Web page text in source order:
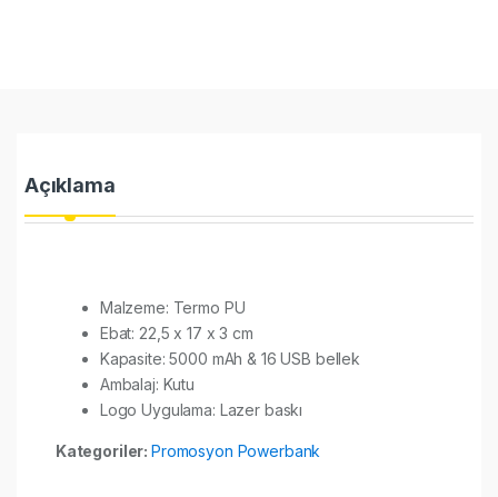
Açıklama
Malzeme: Termo PU
Ebat: 22,5 x 17 x 3 cm
Kapasite: 5000 mAh & 16 USB bellek
Ambalaj: Kutu
Logo Uygulama: Lazer baskı
Kategoriler:Promosyon Powerbank